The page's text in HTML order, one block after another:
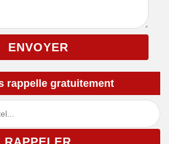
rappelle gratuitement